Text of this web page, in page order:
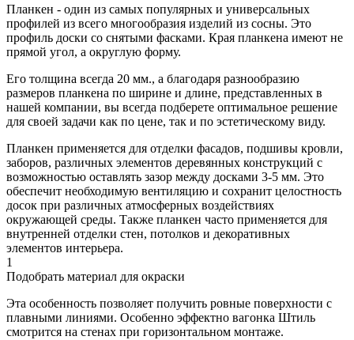
Планкен - один из самых популярных и универсальных
профилей из всего многообразия изделий из сосны. Это
профиль доски со снятыми фасками. Края планкена имеют не
прямой угол, а округлую форму.
Его толщина всегда 20 мм., а благодаря разнообразию
размеров планкена по ширине и длине, представленных в
нашей компании, вы всегда подберете оптимальное решение
для своей задачи как по цене, так и по эстетическому виду.
Планкен применяется для отделки фасадов, подшивы кровли,
заборов, различных элементов деревянных конструкций с
возможностью оставлять зазор между досками 3-5 мм. Это
обеспечит необходимую вентиляцию и сохранит целостность
досок при различных атмосферных воздействиях
окружающей среды. Также планкен часто применяется для
внутренней отделки стен, потолков и декоративных
элементов интерьера.
1
Подобрать материал для окраски
Эта особенность позволяет получить ровные поверхности с
плавными линиями. Особенно эффектно вагонка Штиль
смотрится на стенах при горизонтальном монтаже.